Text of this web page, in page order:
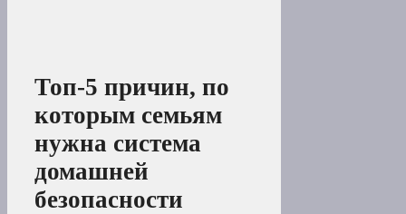
Топ-5 причин, по
которым семьям
нужна система
домашней
безопасности